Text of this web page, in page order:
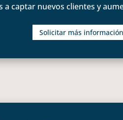
a captar nuevos clientes y
Solicitar más información